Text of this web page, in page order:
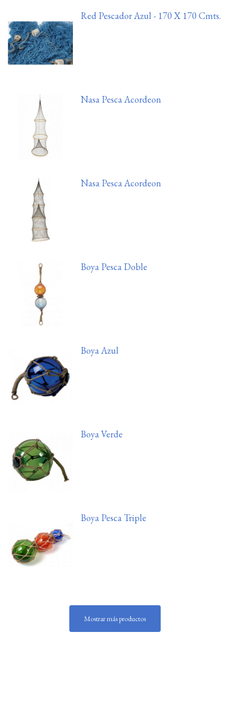
Red Pescador Azul - 170 X 170 Cmts.
Nasa Pesca Acordeon
Nasa Pesca Acordeon
Boya Pesca Doble
Boya Azul
Boya Verde
Boya Pesca Triple
Mostrar más productos